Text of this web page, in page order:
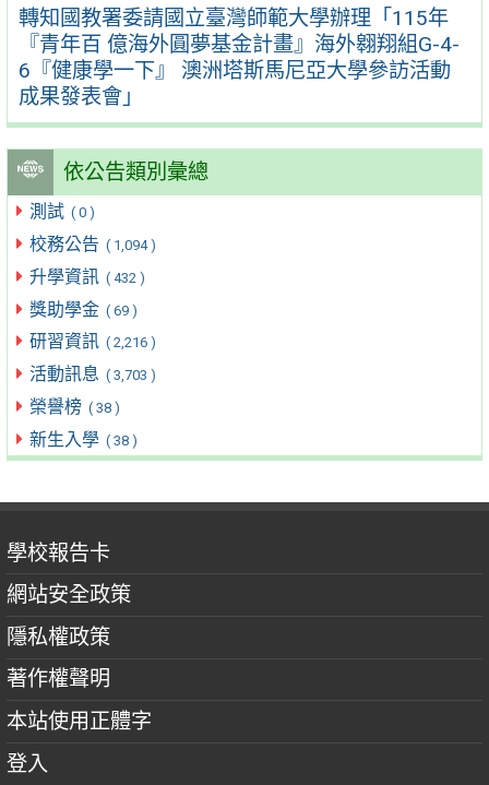
轉知國教署委請國立臺灣師範大學辦理「115年
『青年百 億海外圓夢基金計畫』海外翱翔組G-4-
6『健康學一下』 澳洲塔斯馬尼亞大學參訪活動
成果發表會」
依公告類別彙總
測試 ( 0 )
校務公告 ( 1,094 )
升學資訊 ( 432 )
獎助學金 ( 69 )
研習資訊 ( 2,216 )
活動訊息 ( 3,703 )
榮譽榜 ( 38 )
新生入學 ( 38 )
學校報告卡
網站安全政策
隱私權政策
著作權聲明
本站使用正體字
登入